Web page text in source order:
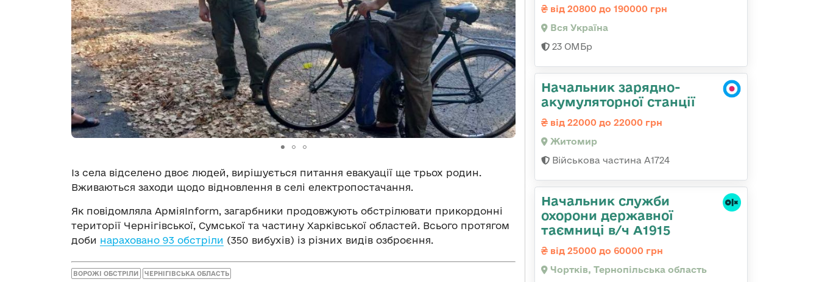
Із села відселено двоє людей, вирішується питання евакуації ще трьох родин.
Вживаються заходи щодо відновлення в селі електропостачання.
Як повідомляла АрміяInform, загарбники продовжують обстрілювати прикордонні
території Чернігівської, Сумської та частину Харківської областей. Всього протягом
доби нараховано 93 обстріли (350 вибухів) із різних видів озброєння.
ВОРОЖІ ОБСТРІЛИ ЧЕРНІГІВСЬКА ОБЛАСТЬ
від 20800 до 190000 грн
Вся Україна
23 ОМБр
Начальник зарядно-
акумуляторної станції
від 22000 до 22000 грн
Житомир
Військова частина А1724
Начальник служби
охорони державної
таємниці в/ч А1915
від 25000 до 60000 грн
Чортків, Тернопільська область